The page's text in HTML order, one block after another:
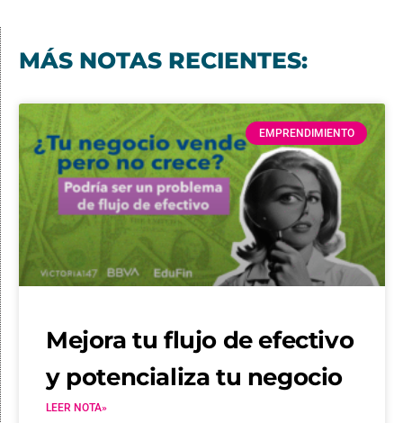
MÁS NOTAS RECIENTES:
EMPRENDIMIENTO
Mejora tu flujo de efectivo
y potencializa tu negocio
LEER NOTA»